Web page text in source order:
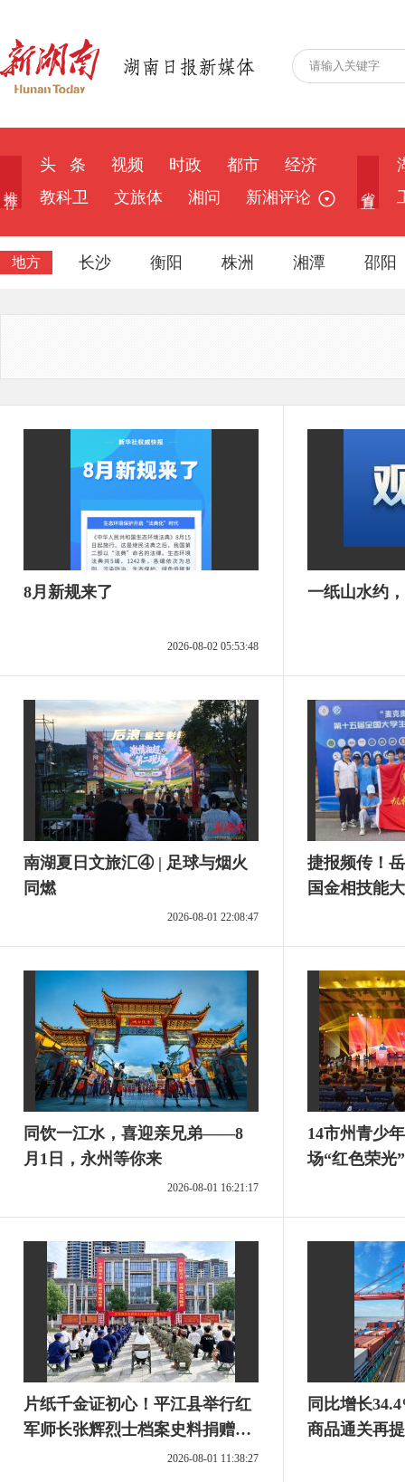
头 条 视频 时政 都市
经济
教科卫
文旅体 湘问 新湘评论
地方 长沙 衡阳 株洲 湘潭 邵阳
8月新规来了
2026-08-02 05:53:48
一纸山水约
南湖夏日文旅汇④ | 足球与烟火
同燃
2026-08-01 22:08:47
捷报频传！
国金相技能
同饮一江水，喜迎亲兄弟——8
月1日，永州等你来
2026-08-01 16:21:17
14市州青少
场“红色荣光
片纸千金证初心！平江县举行红
军师长张辉烈士档案史料捐赠仪
2026-08-01 11:38:27
同比增长
商品通关再